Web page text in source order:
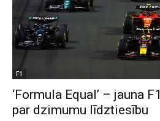
F1
‘Formula Equal’ – jauna
par dzimumu līdztiesību